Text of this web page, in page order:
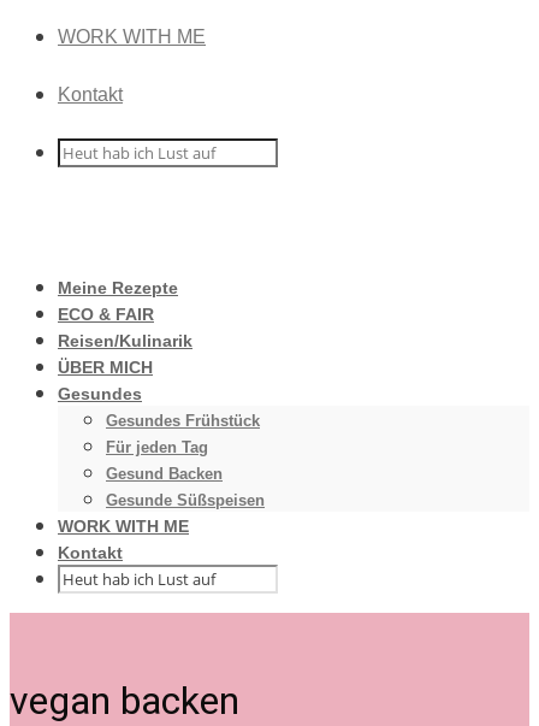
WORK WITH ME
Kontakt
Meine Rezepte
ECO & FAIR
Reisen/Kulinarik
ÜBER MICH
Gesundes
Gesundes Frühstück
Für jeden Tag
Gesund Backen
Gesunde Süßspeisen
WORK WITH ME
Kontakt
vegan backen